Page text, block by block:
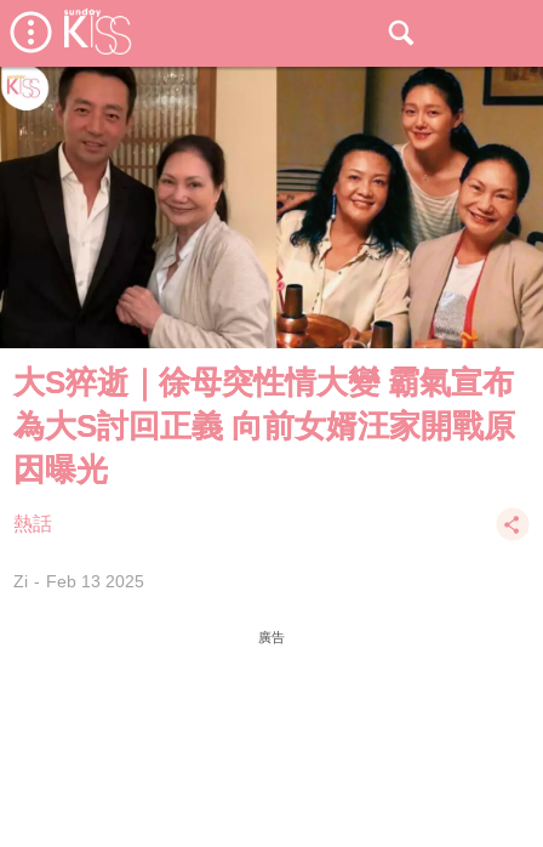
大S猝逝｜徐母突性情大變 霸氣宣布
為大S討回正義 向前女婿汪家開戰原
因曝光
熱話
Zi Feb 13 2025
廣告